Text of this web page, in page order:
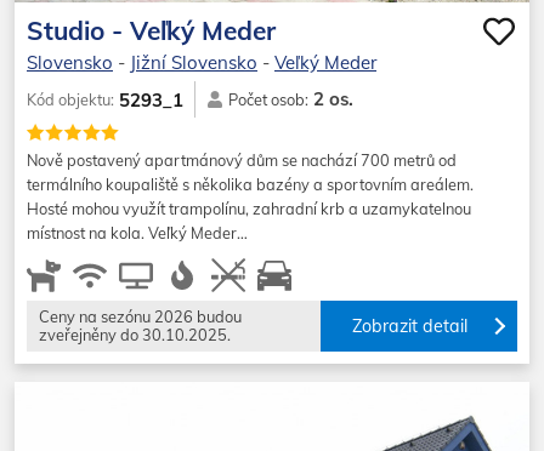
Studio - Veľký Meder
Slovensko - Jižní Slovensko - Veľký Meder
Kód objektu: 5293_1 Počet osob: 2 os.
Nově postavený apartmánový dům se nachází 700 metrů od
termálního koupaliště s několika bazény a sportovním areálem.
Hosté mohou využít trampolínu, zahradní krb a uzamykatelnou
místnost na kola. Veľký Meder…
Ceny na sezónu 2026 budou
zveřejněny do 30.10.2025.
Zobrazit detail